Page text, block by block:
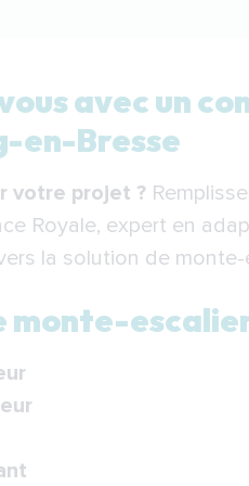
avec un conseiller
monte-escalier à Bourg-
de votre monte-
escalier à Bourg-en-
: votre partenaire
avec un
en-Bresse
votre projet ?
Royale, expert en
la solution de
monte-